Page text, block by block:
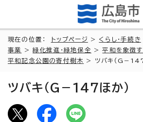
現在の位置： トップページ > くらし・手続き
事業
>緑化推進・緑地保全 >平和を象徴す
平和記念公園の寄付樹木
> ツバキ（G－147
ツバキ（G－147ほか）